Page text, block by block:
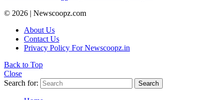
© 2026 | Newscoopz.com
About Us
Contact Us
Privacy Policy For Newscoopz.in
Back to Top
Close
Search for:
Search